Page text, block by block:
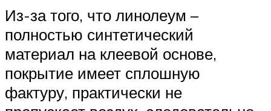
Из-за того, что линолеум –
полностью синтетический
материал на клеевой основе,
покрытие имеет сплошную
фактуру, практически не